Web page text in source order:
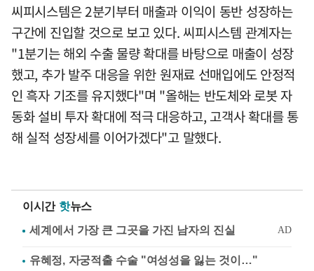
씨피시스템은 2분기부터 매출과 이익이 동반 성장하는
구간에 진입할 것으로 보고 있다. 씨피시스템 관계자는
"1분기는 해외 수출 물량 확대를 바탕으로 매출이 성장
했고, 추가 발주 대응을 위한 원재료 선매입에도 안정적
인 흑자 기조를 유지했다"며 "올해는 반도체와 로봇 자
동화 설비 투자 확대에 적극 대응하고, 고객사 확대를 통
해 실적 성장세를 이어가겠다"고 말했다.
이시간 핫뉴스
유혜정, 자궁적출 수술 "여성성을 잃는 것이…"